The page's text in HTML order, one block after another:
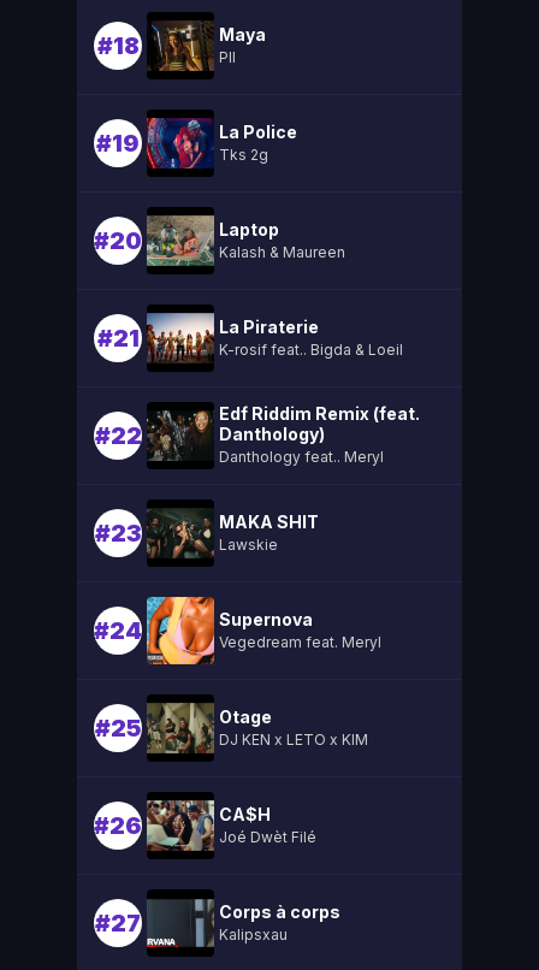
#18 Maya
Pll
#19 La Police
Tks 2g
#20 Laptop
Kalash & Maureen
#21 La Piraterie
K-rosif feat.. Bigda & Loeil
#22
Edf Riddim Remix (feat.
Danthology)
Danthology feat.. Meryl
#23 MAKA SHIT
Lawskie
#24 Supernova
Vegedream feat. Meryl
#25 Otage
DJ KEN x LETO x KIM
#26 CA$H
Joé Dwèt Filé
#27 Corps à corps
Kalipsxau